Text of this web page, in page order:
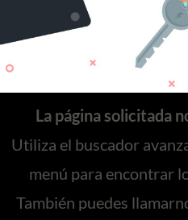
La página solicitada
Utiliza el buscador
menú para encontrar
También puedes